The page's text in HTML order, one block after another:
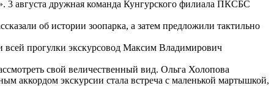
3 августа дружная команда Кунгурского филиала ПКСБС
об истории зоопарка, а затем предложили тактильно
всей прогулки экскурсовод Максим Владимирович
свой величественный вид. Ольга Холопова
аккордом экскурсии стала встреча с маленькой мартышкой,